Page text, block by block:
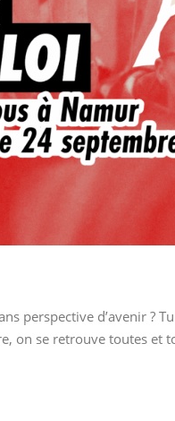
perspective d’avenir ?
on se retrouve toutes